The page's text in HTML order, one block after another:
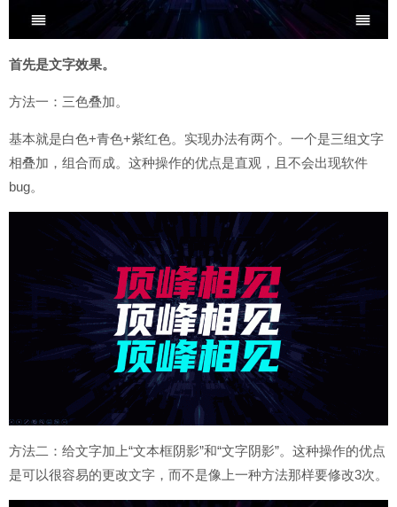
首先是文字效果。
方法一：三色叠加。
基本就是白色+青色+紫红色。实现办法有两个。一个是三组文字
相叠加，组合而成。这种操作的优点是直观，且不会出现软件
bug。
方法二：给文字加上“文本框阴影”和“文字阴影”。这种操作的优点
是可以很容易的更改文字，而不是像上一种方法那样要修改3次。